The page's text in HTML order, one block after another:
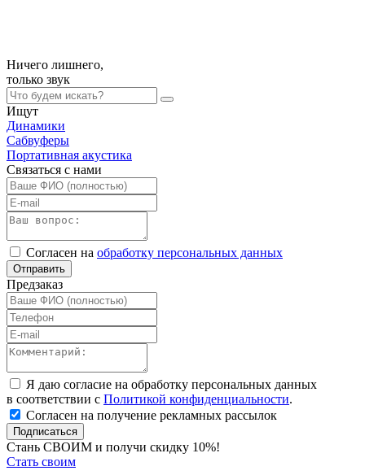
Ничего лишнего,
только звук
Ищут
Динамики
Сабвуферы
Портативная акустика
Связаться с нами
Согласен на обработку персональных данных
Отправить
Предзаказ
Я даю согласие на обработку персональных данных
в соответствии с Политикой конфиденциальности.
Согласен на получение рекламных рассылок
Подписаться
Стань СВОИМ и получи скидку 10%!
Стать своим